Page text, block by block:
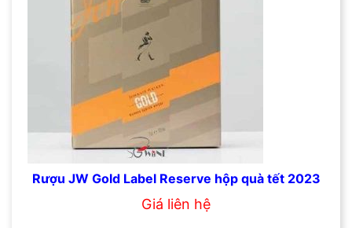
Rượu JW Gold Label Reserve hộp quà tết 2023
Giá liên hệ